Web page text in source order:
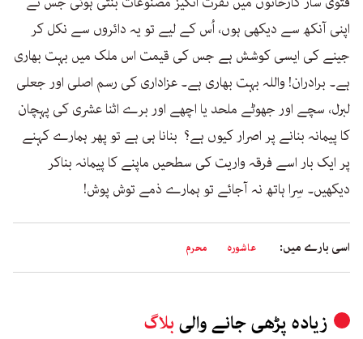
اپنی آنکھ سے دیکھی ہوں، اُس کے لیے تو یہ دائروں سے نکل کر
جینے کی ایسی کوشش ہے جس کی قیمت اس ملک میں بہت بھاری
ہے۔ برادران! واللہ بہت بھاری ہے۔ عزاداری کی رسم اصلی اور جعلی
لبرل، سچے اور جھوٹے ملحد یا اچھے اور برے اثنا عشری کی پہچان
کا پیمانہ بنانے پر اصرار کیوں ہے؟ بنانا ہی ہے تو پھر ہمارے کہنے
پر ایک بار اسے فرقہ واریت کی سطحیں ماپنے کا پیمانہ بناکر
دیکھیں۔ سِرا ہاتھ نہ آجائے تو ہمارے ذمے توش پوش!
اسی بارے میں: عاشورہ محرم
زیادہ پڑھی جانے والی بلاگ